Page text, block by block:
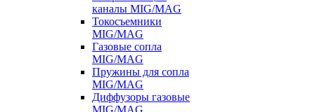
каналы MIG/MAG
Токосъемники
MIG/MAG
Газовые сопла
MIG/MAG
Пружины для сопла
MIG/MAG
Диффузоры газовые
MIG/MAG